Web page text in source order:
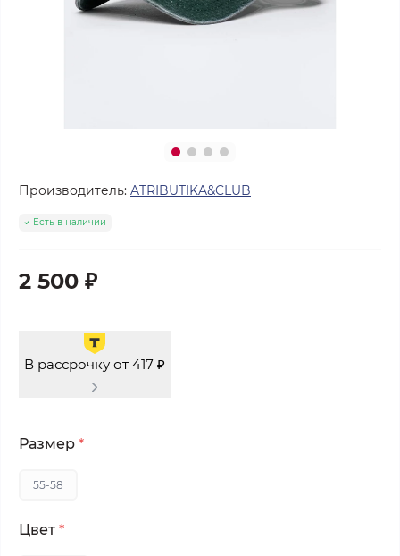
Производитель: ATRIBUTIKA&CLUB
Есть в наличии
2 500 ₽
В рассрочку от 417 ₽
Размер *
55-58
Цвет *